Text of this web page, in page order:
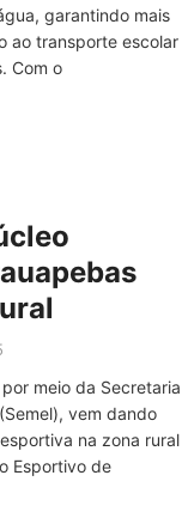
garantindo mais
ao transporte escolar
Com o
meio da Secretaria
vem dando
na zona rural
Esportivo de